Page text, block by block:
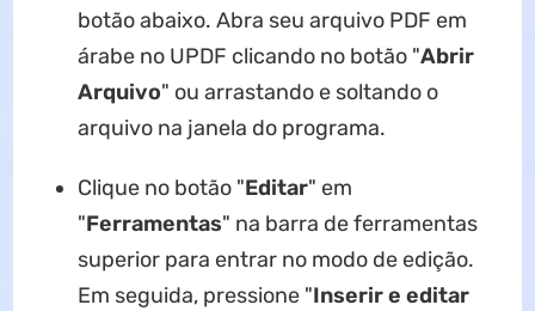
botão abaixo. Abra seu arquivo PDF em
árabe no UPDF clicando no botão "Abrir
Arquivo" ou arrastando e soltando o
arquivo na janela do programa.
Clique no botão "Editar" em
"Ferramentas" na barra de ferramentas
superior para entrar no modo de edição.
Em seguida, pressione "Inserir e editar